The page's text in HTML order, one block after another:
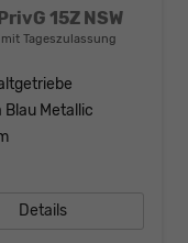
15Z NSW
Tageszulassung
Blau Metallic
Details